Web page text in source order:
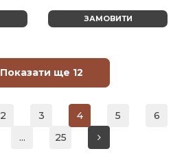
ЗАМОВИТИ
Показати ще 12
2 3 4 5
6
... 25